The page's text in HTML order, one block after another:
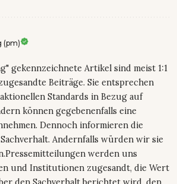
(pm)
gekennzeichnete Artikel sind meist 1:1
Beiträge. Sie entsprechen
Standards in Bezug auf
können gegebenenfalls eine
Dennoch informieren die
Andernfalls würden wir sie
werden uns
und Institutionen zugesandt, die Wert